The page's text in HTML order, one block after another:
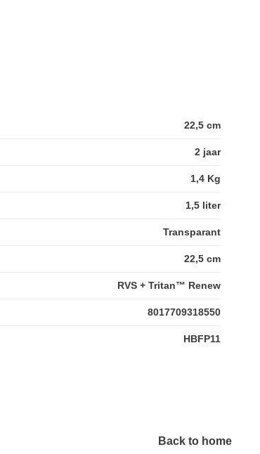
22,5 cm
2 jaar
1,4 Kg
1,5 liter
Transparant
22,5 cm
RVS + Tritan™ Renew
8017709318550
HBFP11
Back to home